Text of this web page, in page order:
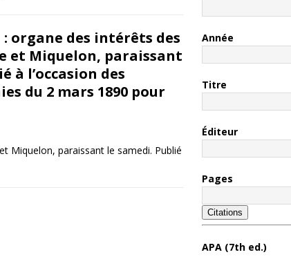
organe des intérêts des
et Miquelon, paraissant
à l’occasion des
du 2 mars 1890 pour
Miquelon, paraissant le samedi. Publié
Année
Titre
Éditeur
Pages
Citations
APA (7th ed.)